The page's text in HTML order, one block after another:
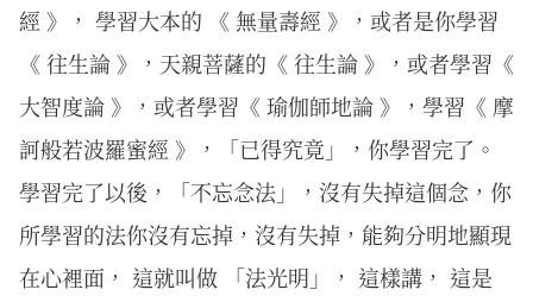
經 》， 學習大本的 《 無量壽經 》，或者是你學習
《 往生論 》，天親菩薩的《 往生論 》，或者學習《
大智度論 》，或者學習《 瑜伽師地論 》，學習《 摩
訶般若波羅蜜經 》，「已得究竟」，你學習完了。
學習完了以後，「不忘念法」，沒有失掉這個念，你
所學習的法你沒有忘掉，沒有失掉，能夠分明地顯現
在心裡面， 這就叫做 「法光明」， 這樣講， 這是